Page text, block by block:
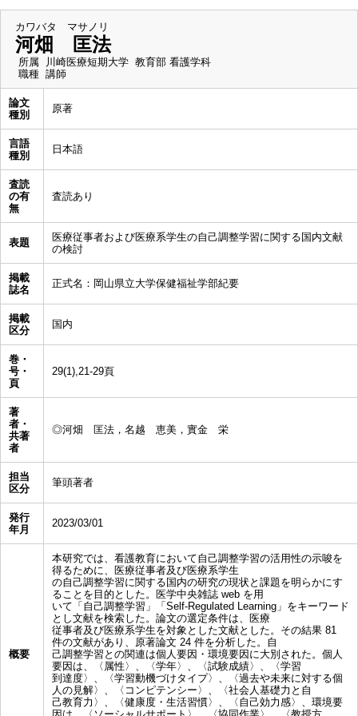
カワバタ マサノリ
河畑 匡法
所属
川崎医療短期大学 教育部 看護学科
職種 講師
論文
種別
原著
言語
種別
日本語
査読
の有
無
査読あり
表題
医療従事者および医療系学生の自己調整学習に関する国内文献
の検討
掲載
誌名
正式名：岡山県立大学保健福祉学部紀要
掲載
区分
国内
巻・
号・
頁
29(1),21-29頁
著
者・
共著
者
◎河畑 匡法，名越 恵美，實金 栄
担当
区分
筆頭著者
発行
年月
2023/03/01
概要
本研究では、看護教育において自己調整学習の活用性の示唆を
得るために、医療従事者及び医療系学生
の自己調整学習に関する国内の研究の現状と課題を明らかにす
ることを目的とした。医学中央雑誌 web を用
いて「自己調整学習」「Self-Regulated Learning」をキーワード
とし文献を検索した。論文の選定条件は、医療
従事者及び医療系学生を対象とした文献とした。その結果 81
件の文献があり、原著論文 24 件を分析した。自
己調整学習との関連は個人要因・環境要因に大別された。個人
要因は、〈属性〉、〈学年〉、〈試験成績〉、〈学習
到達度〉、〈学習動機づけタイプ〉、〈過去や未来に対する個
人の見解〉、〈コンピテンシー〉、〈社会人基礎力と自
己教育力〉、〈健康度・生活習慣〉、〈自己効力感〉、環境要